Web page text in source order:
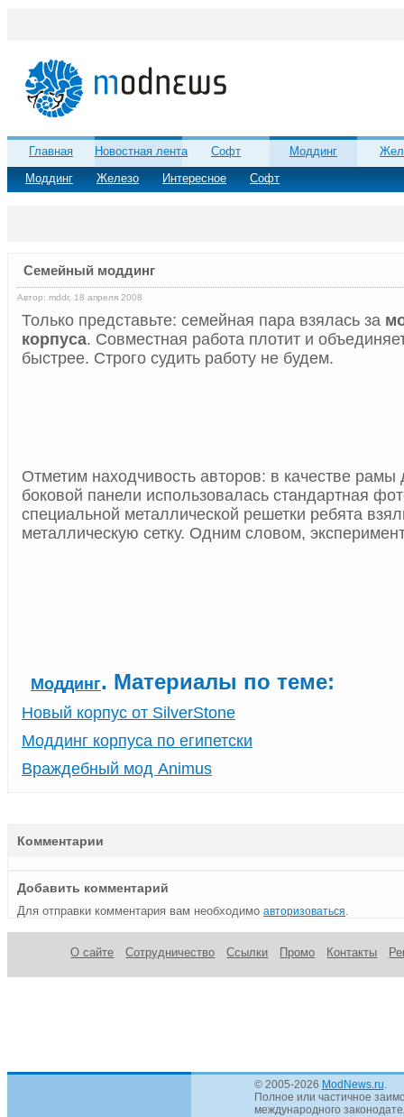
Главная
Новостная лента
Моддинг
Железо Интересное Софт
Софт Моддинг
Семейный моддинг
Автор: mddr, 18 апреля 2008
Только представьте: семейная пара взялась за
корпуса. Совместная работа плотит и
быстрее. Строго судить работу не будем.
Отметим находчивость авторов: в качестве рамы
боковой панели использовалась стандартная
специальной металлической решетки ребята
металлическую сетку. Одним словом,
Моддинг. Материалы по теме:
Новый корпус от SilverStone
Моддинг корпуса по египетски
Враждебный мод Animus
Комментарии
Добавить комментарий
Для отправки комментария вам необходимо авторизоваться
О сайте Сотрудничество Ссылки Промо Контакты
© 2005-2026 ModNews.ru
Полное или частичное
международного